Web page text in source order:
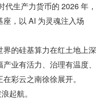
生产力货币的 2026 年，
，以 AI 为灵魂注入场
的硅基算力在红土地上深
业有活力、治理有温度、
彩云之南徐徐展开。
起航。